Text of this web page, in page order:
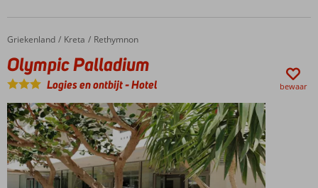
het
privé
Home
Griekenland Kreta Rethymnon
Olympic Palladium
Olympic Palladium
Logies en ontbijt-Hotel bewaar